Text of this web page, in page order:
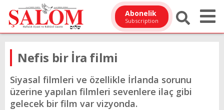
Abonelik
Subscription
Nefis bir İra filmi
Siyasal filmleri ve özellikle İrlanda sorunu
üzerine yapılan filmleri sevenlere ilaç gibi
gelecek bir film var vizyonda.